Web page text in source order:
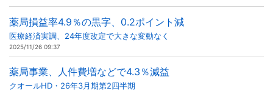
薬局損益率4.9％の黒字、0.2ポイント減
医療経済実調、24年度改定で大きな変動なく
2025/11/26 09:37
薬局事業、人件費増などで4.3％減益
クオールHD・26年3月期第2四半期